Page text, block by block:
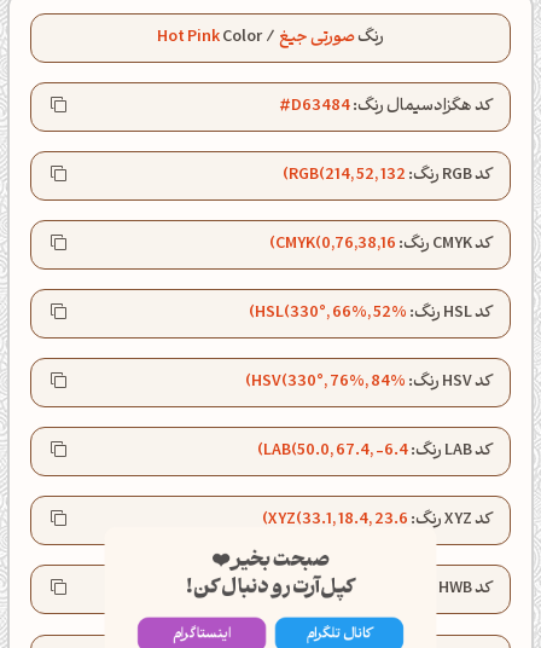
رنگصورتی جیغ/
Color
Hot Pink
کد هگزادسیمال رنگ:#D63484
کد RGB رنگ: RGB(214, 52, 132)
کد CMYK رنگ: CMYK(0,76,38,16)
کد HSL رنگ: HSL(330°, 66%, 52%)
کد HSV رنگ: HSV(330°, 76%, 84%)
کد LAB رنگ: LAB(50.0, 67.4, -6.4)
کد XYZ رنگ: XYZ(33.1, 18.4, 23.6)
کد HWB رنگ: HWB(330°, 20%, 16%)
صبحت بخیر❤️
کپل‌آرت رو دنبال کن!
کانال تلگرام اینستاگرام